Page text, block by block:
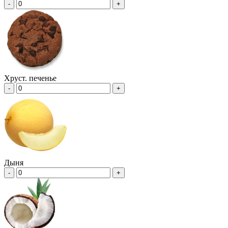
- +
Хруст. печенье
- +
Дыня
- +